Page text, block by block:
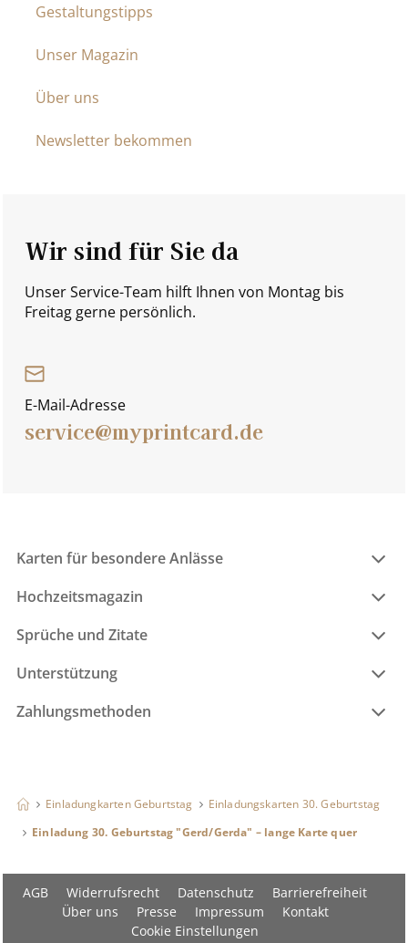
Gestaltungstipps
Unser Magazin
Über uns
Newsletter bekommen
Wir sind für Sie da
Unser Service-Team hilft Ihnen von Montag bis
Freitag gerne persönlich.
E-Mail-Adresse
service@myprintcard.de
Karten für besondere Anlässe
Hochzeitsmagazin
Sprüche und Zitate
Unterstützung
Zahlungsmethoden
Einladungkarten Geburtstag
Einladungskarten 30. Geburtstag
Einladung 30. Geburtstag "Gerd/Gerda" – lange Karte quer
AGB Widerrufsrecht Datenschutz
Barrierefreiheit
Über uns
Presse Impressum
Kontakt
Cookie Einstellungen